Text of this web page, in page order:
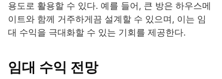
용도로 활용할 수 있다. 예를 들어, 큰 방은 하우스메
이트와 함께 거주하게끔 설계할 수 있으며, 이는 임
대 수익을 극대화할 수 있는 기회를 제공한다.
임대 수익 전망